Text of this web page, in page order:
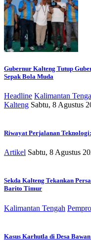
Gubernur Kalteng Tutup
Sepak Bola Muda
Headline Kalimantan
Kalteng Sabtu, 8 Agustus
Riwayat Perjalanan
Artikel Sabtu, 8 Agustus
Sekda Kalteng Tekankan
Barito Timur
Kalimantan Tengah
Kasus Karhutla di Desa